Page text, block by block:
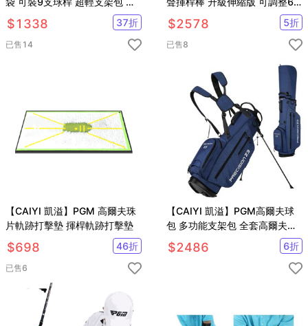
爾夫球練習袋 男女防水球袋球
包
$1338 37折
已售 14
檔 揮桿訓練器
$2578 5折
已售8
【CAIYI 凱溢】PGM 高爾夫珠
片軌跡打擊墊 揮桿軌跡打擊墊
$698 46折
已售6
【CAIYI 凱溢】PGM高爾夫球
包 多功能支架包 全套高爾夫球
桿包 高爾夫球袋
$2486 6折